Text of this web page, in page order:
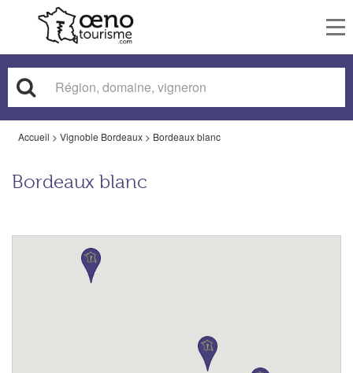
Accueil > Vignoble Bordeaux > Bordeaux blanc
Bordeaux blanc